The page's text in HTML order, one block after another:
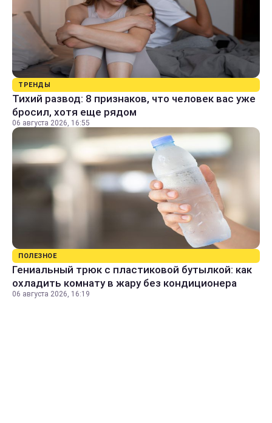
ТРЕНДЫ
Тихий развод: 8 признаков, что человек вас уже
бросил, хотя еще рядом
06 августа 2026, 16:55
ПОЛЕЗНОЕ
Гениальный трюк с пластиковой бутылкой: как
охладить комнату в жару без кондиционера
06 августа 2026, 16:19